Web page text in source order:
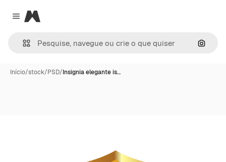
Close menu
Magnific
Início/stock/PSD/Insignia elegante is…